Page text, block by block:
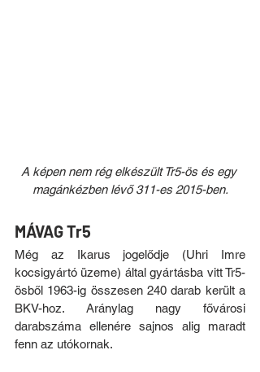
A képen nem rég elkészült Tr5-ös és egy
magánkézben lévő 311-es 2015-ben.
MÁVAG Tr5
Még az Ikarus jogelődje (Uhri Imre
kocsigyártó üzeme) által gyártásba vitt Tr5-
ösből 1963-ig összesen 240 darab került a
BKV-hoz. Aránylag nagy fővárosi
darabszáma ellenére sajnos alig maradt
fenn az utókornak.